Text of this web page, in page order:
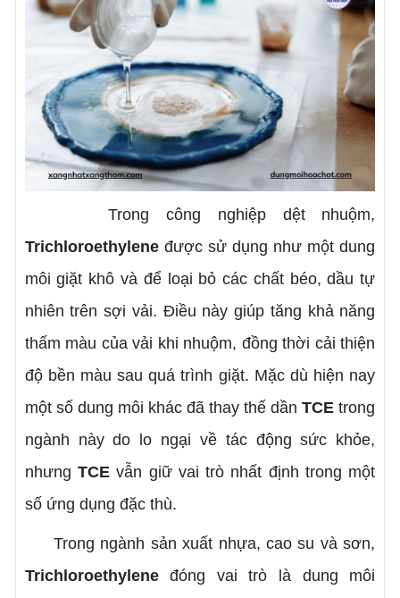
Trong công nghiệp dệt nhuộm,
Trichloroethyleneđược sử dụng như một dung
môi giặt khô và để loại bỏ các chất béo, dầu tự
nhiên trên sợi vải. Điều này giúp tăng khả năng
thấm màu của vải khi nhuộm, đồng thời cải thiện
độ bền màu sau quá trình giặt. Mặc dù hiện nay
một số dung môi khác đã thay thế dầnTCE trong
ngành này do lo ngại về tác động sức khỏe,
nhưngTCE vẫn giữ vai trò nhất định trong một
số ứng dụng đặc thù.
Trong ngành sản xuất nhựa, cao su và sơn,
Trichloroethyleneđóng vai trò là dung môi